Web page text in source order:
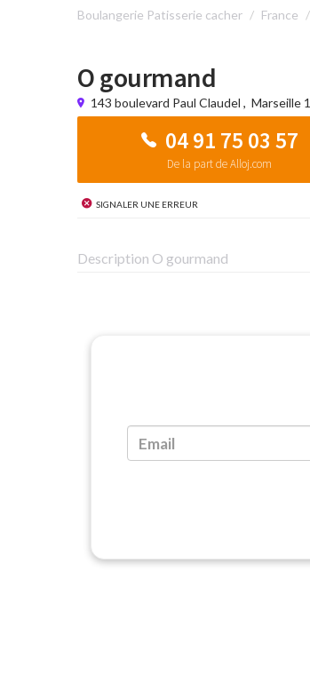
Boulangerie Patisserie cacher France
O gourmand
143 boulevard Paul Claudel , Marseille
04 91 75 03 57
De la part de Alloj.com
Signaler une erreur
Description O gourmand